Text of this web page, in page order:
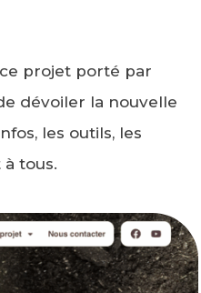
ce projet porté par
dévoiler la nouvelle
les outils, les
tous.